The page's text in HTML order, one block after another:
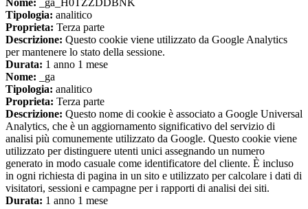
Nome: _ga_H0TZZDDBNK
Tipologia: analitico
Proprieta: Terza parte
Descrizione: Questo cookie viene utilizzato da Google Analytics
per mantenere lo stato della sessione.
Durata: 1 anno 1 mese
Nome: _ga
Tipologia: analitico
Proprieta: Terza parte
Descrizione: Questo nome di cookie è associato a Google Universal
Analytics, che è un aggiornamento significativo del servizio di
analisi più comunemente utilizzato da Google. Questo cookie viene
utilizzato per distinguere utenti unici assegnando un numero
generato in modo casuale come identificatore del cliente. È incluso
in ogni richiesta di pagina in un sito e utilizzato per calcolare i dati di
visitatori, sessioni e campagne per i rapporti di analisi dei siti.
Durata: 1 anno 1 mese